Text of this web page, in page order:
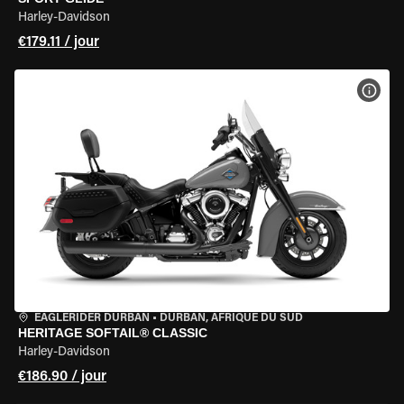
Harley-Davidson
€179.11 / jour
EAGLERIDER DURBAN • DURBAN, AFRIQUE DU SUD
HERITAGE SOFTAIL® CLASSIC
Harley-Davidson
€186.90 / jour